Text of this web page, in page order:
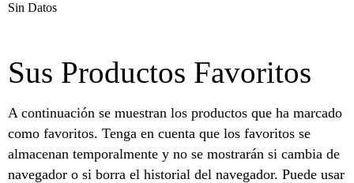
Sin Datos
Sus Productos Favoritos
A continuación se muestran los productos que ha marcado
como favoritos. Tenga en cuenta que los favoritos se
almacenan temporalmente y no se mostrarán si cambia de
navegador o si borra el historial del navegador. Puede usar